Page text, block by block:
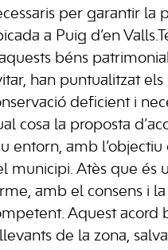
per garantir la
a Puig d’en
béns
han puntualitzat els
deficient i
cosa la proposta
entorn, amb
municipi. Atès que és
amb el consens i
Aquest acord
de la zona,